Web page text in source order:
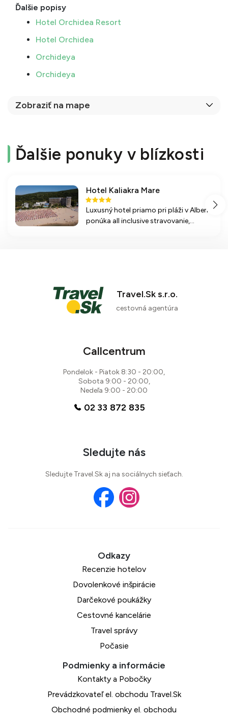
Ďalšie popisy
Hotel Orchidea Resort
Hotel Orchidea
Orchideya
Orchideya
Zobraziť na mape
Ďalšie ponuky v blízkosti
Hotel Kaliakra Mare
Luxusný hotel priamo pri pláži v Albene
ponúka all inclusive stravovanie,
Travel.Sk s.r.o.
cestovná agentúra
Callcentrum
Pondelok - Piatok 8:30 - 20:00,
Sobota 9:00 - 20:00,
Nedeľa 9:00 - 20:00
02 33 872 835
Sledujte nás
Sledujte Travel.Sk aj na sociálnych sieťach.
Recenzie hotelov
Dovolenkové inšpirácie
Darčekové poukážky
Cestovné kancelárie
Travel správy
Počasie
Kontakty a Pobočky
Prevádzkovateľ el. obchodu Travel.Sk
Obchodné podmienky el. obchodu